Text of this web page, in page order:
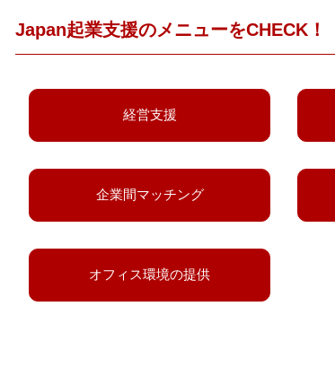
Japan起業支援のメニューをCHECK！
経営支援
企業間マッチング
オフィス環境の提供